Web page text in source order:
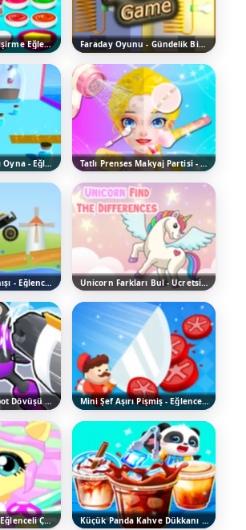
Çocuklar Yemek Pişirme Eğlencesi - Eğlenceli Hiper Gündelik Oyun Faraday Oyunu - Gündelik Bir Fizik Oyunu
Suyu Kurtar Yarışı Oyna - Eğlenceli Hiper Gündelik Oyun Tatlı Prenses Makyaj Partisi - Ücretsiz Online Oyna
Çılgın Tepe Tırmanışı - Eğlenceli Yarış Oyununu Oyna Unicorn Farkları Bul - Ücretsiz Online Oyna
Mechangelion Robot Dövüşü - Eğlenceli Aksiyon Oyunu Mini Şef Aşırı Pişmiş - Eğlenceli Yemek Pişirme Oyunu
Pony Giydirme 3 - Eğlenceli Çocuk Oyununu Oyna Küçük Panda Kahve Dükkanı - Eğlenceli Yemek Oyunu